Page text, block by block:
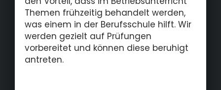
Themen frühzeitig behandelt werden,
was einem in der Berufsschule hilft. Wir
werden gezielt auf Prüfungen
vorbereitet und können diese beruhigt
antreten.